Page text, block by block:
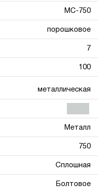
МС-750
порошковое
7
100
металлическая
Металл
750
Сплошная
Болтовое